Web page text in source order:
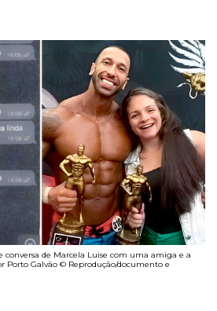
de Marcela Luise com uma amiga e a
Porto Galvão © Reprodução/documento e